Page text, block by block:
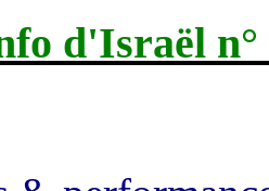
d'Israël n°